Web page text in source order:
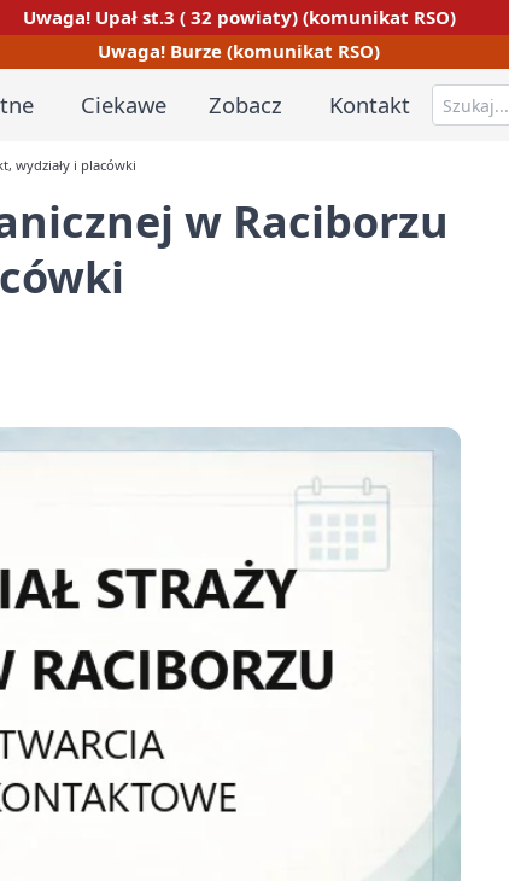
Uwaga! Upał st.3 ( 32 powiaty) (komunikat RSO)
Uwaga! Burze (komunikat RSO)
Ciekawe Zobacz Kontakt
wydziały i placówki
w Raciborzu